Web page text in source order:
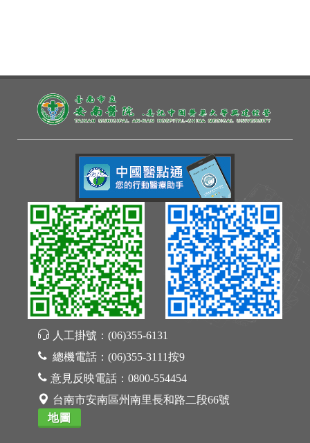
人工掛號： (06)355-6131
總機電話： (06)355-3111按9
意見反映電話： 0800-554454
台南市安南區州南里長和路二段66號
地圖